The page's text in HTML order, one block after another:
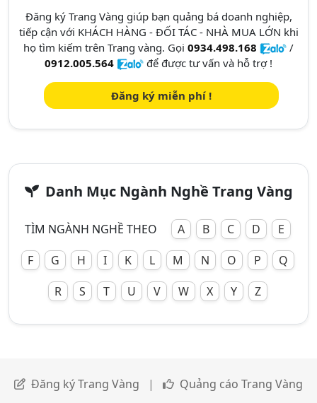
Đăng ký Trang Vàng giúp bạn quảng bá doanh nghiệp,
tiếp cận với KHÁCH HÀNG - ĐỐI TÁC - NHÀ MUA LỚN khi
họ tìm kiếm trên Trang vàng. Gọi 0934.498.168
/
0912.005.564
để được tư vấn và hỗ trợ !
Đăng ký miễn phí !
Danh Mục Ngành Nghề Trang Vàng
TÌM NGÀNH NGHỀ THEO A B C D
E
F
G H I K L M N O P
Q
R
S T U V W X Y Z
Đăng ký Trang Vàng | Quảng cáo Trang Vàng